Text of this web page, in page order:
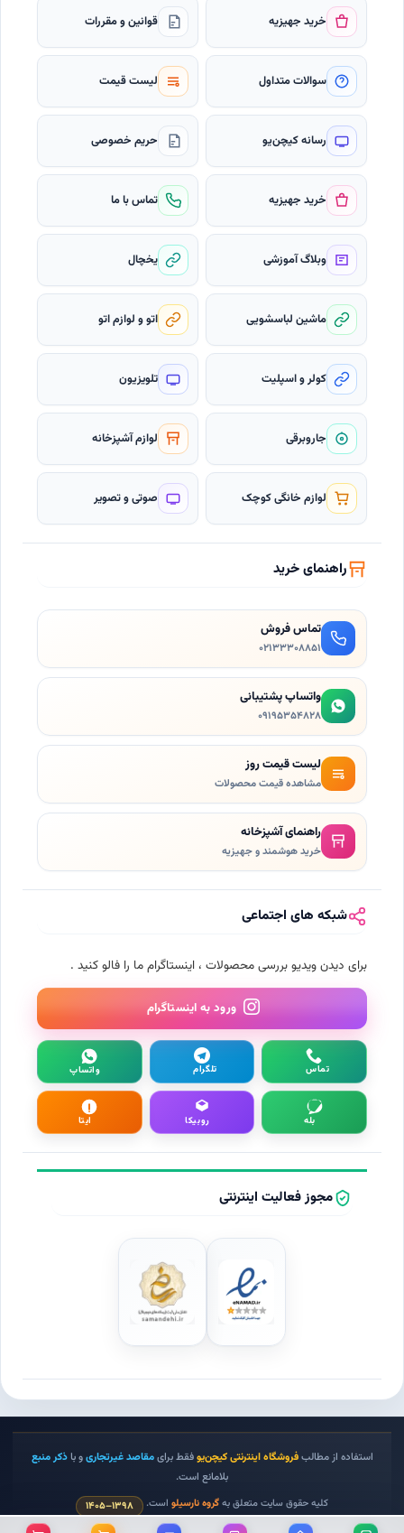
خرید جهیزیه قوانین و مقررات
سوالات متداول لیست قیمت
رسانه کیچن‌یو حریم خصوصی
خرید جهیزیه تماس با ما
وبلاگ آموزشی یخچال
ماشین لباسشویی اتو و لوازم اتو
کولر و اسپلیت تلویزیون
جاروبرقی لوازم آشپزخانه
لوازم خانگی کوچک صوتی و تصویر
راهنمای خرید
تماس فروش
۰۲۱٣۳۳۰۸۸۵۱
واتساپ پشتیبانی
۰۹۱۹۵۳۵۴۸۲۸
لیست قیمت روز
مشاهده قیمت محصولات
راهنمای آشپزخانه
خرید هوشمند و جهیزیه
شبکه های اجتماعی
برای دیدن ویدیو بررسی محصولات ، اینستاگرام ما را فالو کنید .
ورود به اینستاگرام
تماس تلگرام واتساپ
بله روبیکا ایتا
مجوز فعالیت اینترنتی
استفاده از مطالبفروشگاه اینترنتی کیچن‌یوفقط برایمقاصد غیرتجاریو باذکر منبع
بلامانع است.
کلیه حقوق سایت متعلق بهگروه نارسیلو است. ۱٣٩٨–۱٤٠٥